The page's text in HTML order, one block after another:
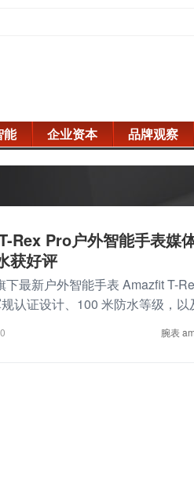
能 企业资本 品牌观察
Rex Pro户外智能手表媒
获好评
下最新户外智能手表 Amazfit T-
认证设计、100 米防水等级，以
腕表